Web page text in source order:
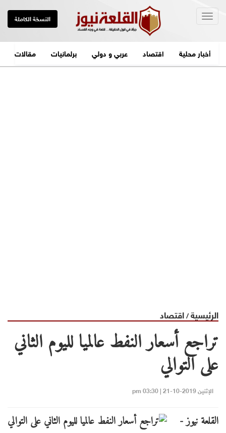
النسخة الكاملة
أخبار محلية اقتصاد عربي و دولي برلمانيات مقالات
الرئيسية/اقتصاد
تراجع أسعار النفط عالميا لليوم الثاني
على التوالي
الإثنين 2019-10-21 | 03:30 pm
القلعة نيوز -